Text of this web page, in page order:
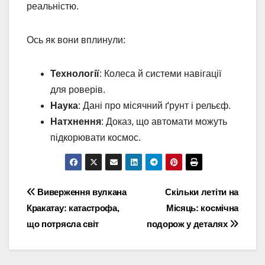
реальністю.
Ось як вони вплинули:
Технології: Колеса й системи навігації
для роверів.
Наука: Дані про місячний ґрунт і рельєф.
Натхнення: Доказ, що автомати можуть
підкорювати космос.
Навігація
записів
Скільки летіти на
Місяць: космічна
подорож у деталях
Виверження вулкана
Кракатау: катастрофа,
що потрясла світ